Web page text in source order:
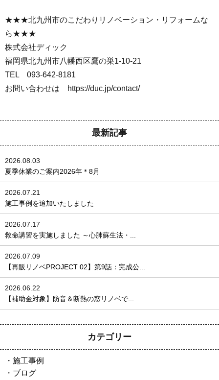
★★★北九州市のこだわりリノベーション・リフォームな
ら★★★
株式会社ディック
福岡県北九州市八幡西区鷹の巣1-10-21
TEL 093-642-8181
お問い合わせは https://duc.jp/contact/
最新記事
2026.08.03
夏季休業のご案内2026年＊8月
2026.07.21
施工事例を追加いたしました
2026.07.17
救命講習を実施しました ～心肺蘇生法・...
2026.07.09
【再販リノベPROJECT 02】第9話：完成公...
2026.06.22
【補助金対象】防音＆断熱の窓リノベで...
カテゴリー
施工事例
ブログ